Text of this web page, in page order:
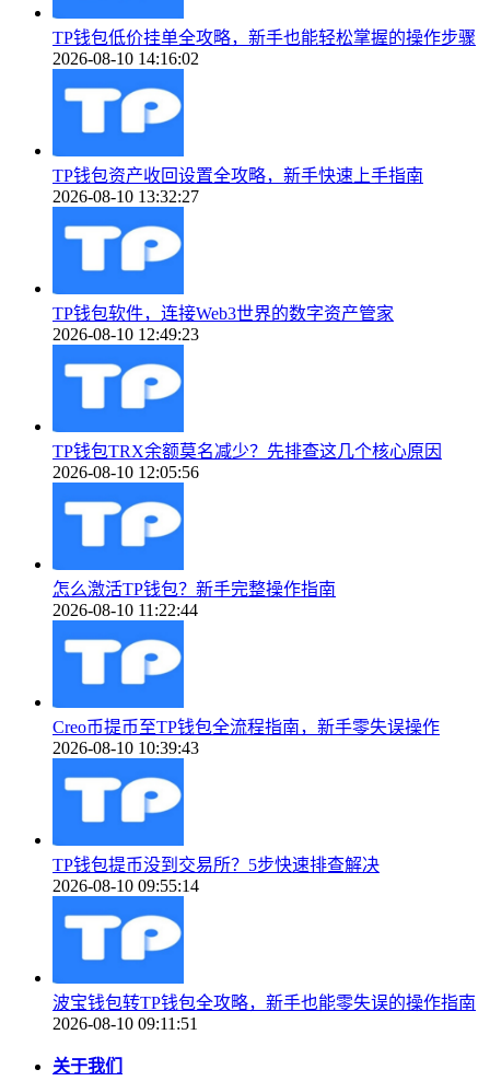
TP钱包低价挂单全攻略，新手也能轻松掌握的操作步骤
2026-08-10 14:16:02
TP钱包资产收回设置全攻略，新手快速上手指南
2026-08-10 13:32:27
TP钱包软件，连接Web3世界的数字资产管家
2026-08-10 12:49:23
TP钱包TRX余额莫名减少？先排查这几个核心原因
2026-08-10 12:05:56
怎么激活TP钱包？新手完整操作指南
2026-08-10 11:22:44
Creo币提币至TP钱包全流程指南，新手零失误操作
2026-08-10 10:39:43
TP钱包提币没到交易所？5步快速排查解决
2026-08-10 09:55:14
波宝钱包转TP钱包全攻略，新手也能零失误的操作指南
2026-08-10 09:11:51
关于我们